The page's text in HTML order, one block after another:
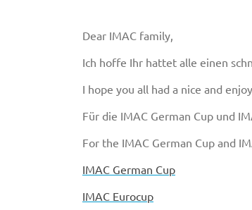
Dear IMAC family,
Ich hoffe Ihr hattet alle einen
I hope you all had a nice and
Für die IMAC German Cup und
For the IMAC German Cup and
IMAC German Cup
IMAC Eurocup